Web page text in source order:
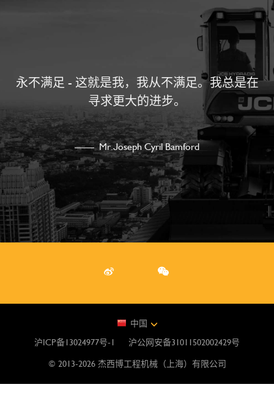
永不满足 - 这就是我，我从不满足。我总是在
寻求更大的进步。
—— Mr.Joseph Cyril Bamford
中国
沪ICP备13024977号-1 沪公网安备31011502002429号
© 2013-2026 杰西博工程机械（上海）有限公司